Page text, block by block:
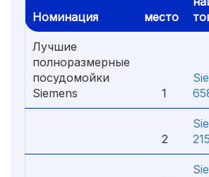
Номинация место
Лучшие
полноразмерные
посудомойки
Siemens
1
2